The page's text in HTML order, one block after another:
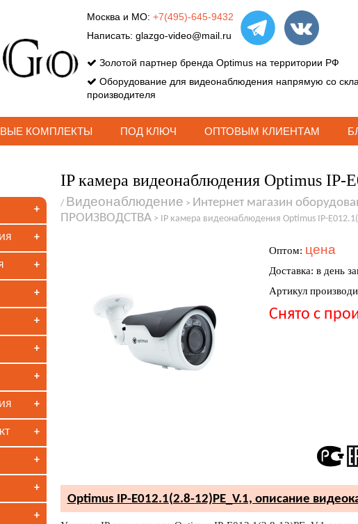
Москва и МО: +7(495)-645-9432
Написать: glazgo-video@mail.ru
Золотой партнер бренда Optimus на территории РФ
Оборудование для видеонаблюдения напрямую со
производителя
КОМПЛЕКТЫ ПОД КЛЮЧ ОПТОВЫМ КЛИЕНТАМ
IP камера видеонаблюдения Optimus IP-
/ Видеонаблюдение > Интернет магазин
ПРОИЗВОДСТВА> IP камера видеонаблюдения Optimus IP-
Оптом: цена
Доставка: в день
Артикул
Снято с
Optimus IP-E012.1(2.8-12)PE_V.1, описание
+
+
+
+
+
+
+
+
+
+
+
+